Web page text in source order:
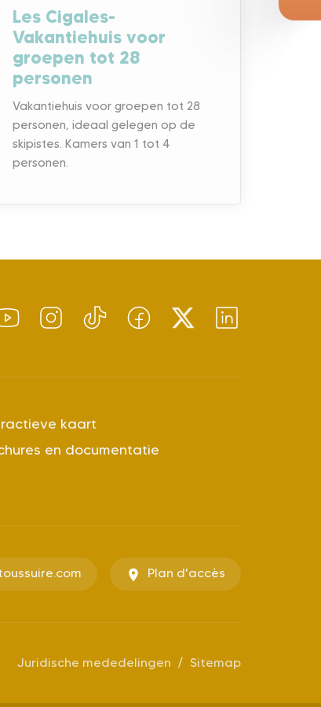
Les Cigales-
Vakantiehuis voor
groepen tot 28
personen
Vakantiehuis voor groepen tot 28
personen, ideaal gelegen op de
skipistes. Kamers van 1 tot 4
personen.
kaart
en documentatie
Plan d'accès
Juridische mededelingen Sitemap